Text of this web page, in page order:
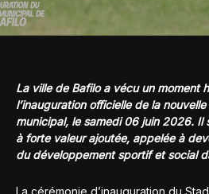
La ville de Bafilo a vécu un moment
l’inauguration officielle de la
municipal, le samedi 06 juin 2026. Il
à forte valeur ajoutée, appelée à
du développement sportif et social
La cérémonie d’inauguration du